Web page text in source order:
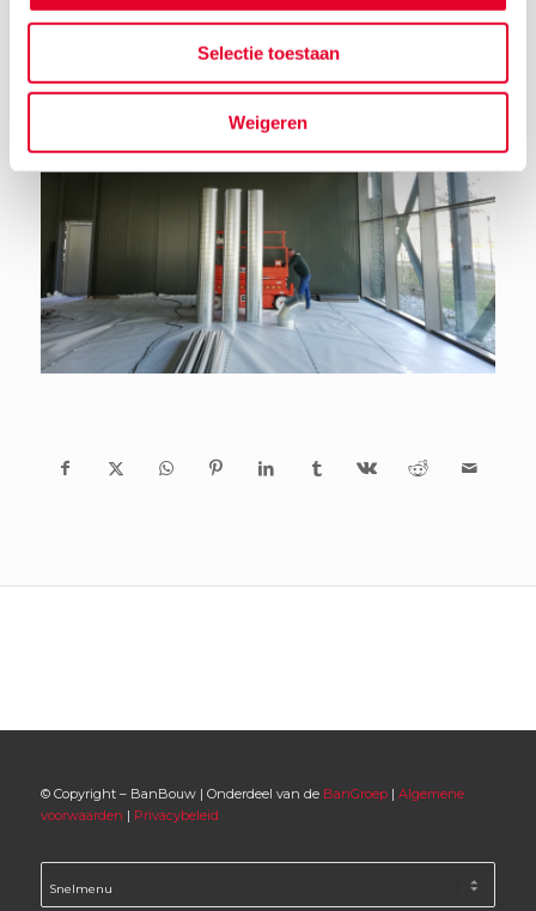
Selectie toestaan
Weigeren
© Copyright – BanBouw | Onderdeel van de BanGroep| Algemene
voorwaarden | Privacybeleid